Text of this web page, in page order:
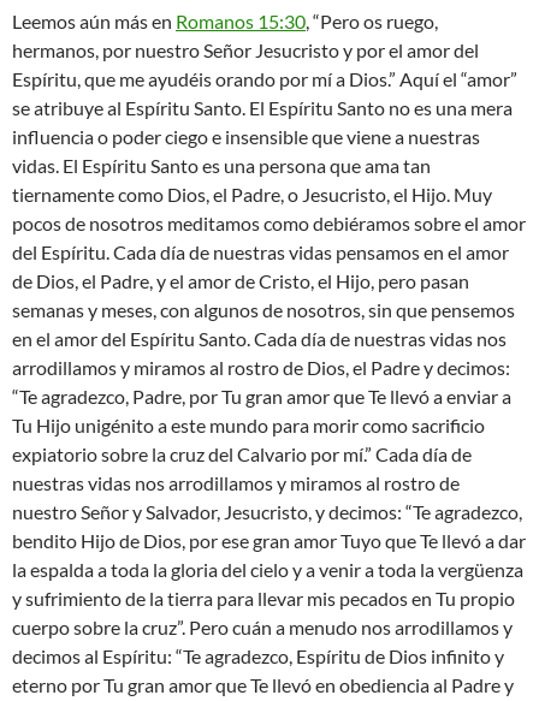
Leemos aún más en Romanos 15:30, “Pero os ruego,
hermanos, por nuestro Señor Jesucristo y por el amor del
Espíritu, que me ayudéis orando por mí a Dios.” Aquí el “amor”
se atribuye al Espíritu Santo. El Espíritu Santo no es una mera
influencia o poder ciego e insensible que viene a nuestras
vidas. El Espíritu Santo es una persona que ama tan
tiernamente como Dios, el Padre, o Jesucristo, el Hijo. Muy
pocos de nosotros meditamos como debiéramos sobre el amor
del Espíritu. Cada día de nuestras vidas pensamos en el amor
de Dios, el Padre, y el amor de Cristo, el Hijo, pero pasan
semanas y meses, con algunos de nosotros, sin que pensemos
en el amor del Espíritu Santo. Cada día de nuestras vidas nos
arrodillamos y miramos al rostro de Dios, el Padre y decimos:
“Te agradezco, Padre, por Tu gran amor que Te llevó a enviar a
Tu Hijo unigénito a este mundo para morir como sacrificio
expiatorio sobre la cruz del Calvario por mí.” Cada día de
nuestras vidas nos arrodillamos y miramos al rostro de
nuestro Señor y Salvador, Jesucristo, y decimos: “Te agradezco,
bendito Hijo de Dios, por ese gran amor Tuyo que Te llevó a dar
la espalda a toda la gloria del cielo y a venir a toda la vergüenza
y sufrimiento de la tierra para llevar mis pecados en Tu propio
cuerpo sobre la cruz”. Pero cuán a menudo nos arrodillamos y
decimos al Espíritu: “Te agradezco, Espíritu de Dios infinito y
eterno por Tu gran amor que Te llevó en obediencia al Padre y